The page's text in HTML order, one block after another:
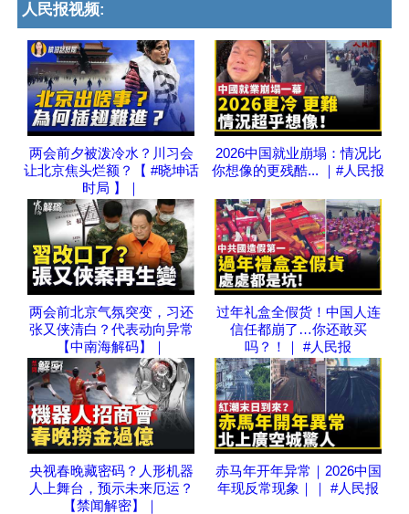
人民报视频:
两会前夕被泼冷水？川习会
让北京焦头烂额？【 #晓坤话
时局 】｜
2026中国就业崩塌：情况比
你想像的更残酷... ｜#人民报
两会前北京气氛突变，习还
张又侠清白？代表动向异常
【中南海解码】｜
过年礼盒全假货！中国人连
信任都崩了…你还敢买
吗？！｜ #人民报
央视春晚藏密码？人形机器
人上舞台，预示未来厄运？
【禁闻解密】｜
赤马年开年异常｜2026中国
年现反常现象｜｜ #人民报